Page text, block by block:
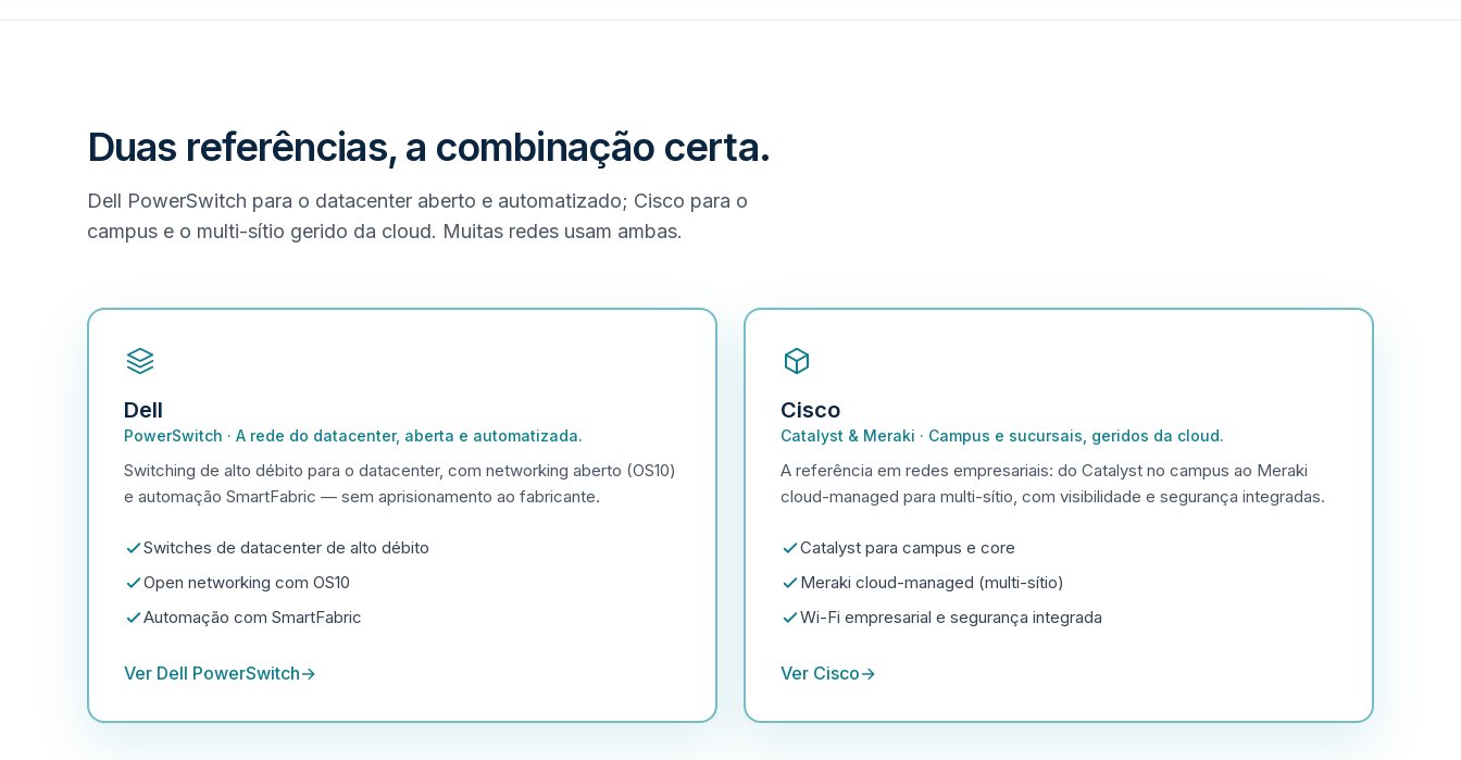
Duas referências, a combinação certa.
Dell PowerSwitch para o datacenter aberto e automatizado; Cisco para o
campus e o multi-sítio gerido da cloud. Muitas redes usam ambas.
Dell
PowerSwitch · A rede do datacenter, aberta e automatizada.
Switching de alto débito para o datacenter, com networking aberto (OS10)
e automação SmartFabric — sem aprisionamento ao fabricante.
Switches de datacenter de alto débito
Open networking com OS10
Automação com SmartFabric
Ver Dell PowerSwitch→
Cisco
Catalyst & Meraki · Campus e sucursais, geridos da cloud.
A referência em redes empresariais: do Catalyst no campus ao Meraki
cloud-managed para multi-sítio, com visibilidade e segurança integradas.
Catalyst para campus e core
Meraki cloud-managed (multi-sítio)
Wi-Fi empresarial e segurança integrada
Ver Cisco→